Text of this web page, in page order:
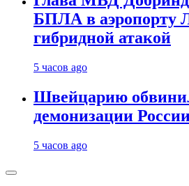
БПЛА в аэропорту
гибридной атакой
5 часов ago
Швейцарию
демонизации
5 часов ago